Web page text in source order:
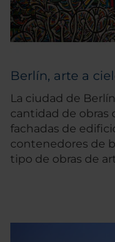
Berlín, arte a
La ciudad de
cantidad de obras
fachadas de
contenedores de
tipo de obras de